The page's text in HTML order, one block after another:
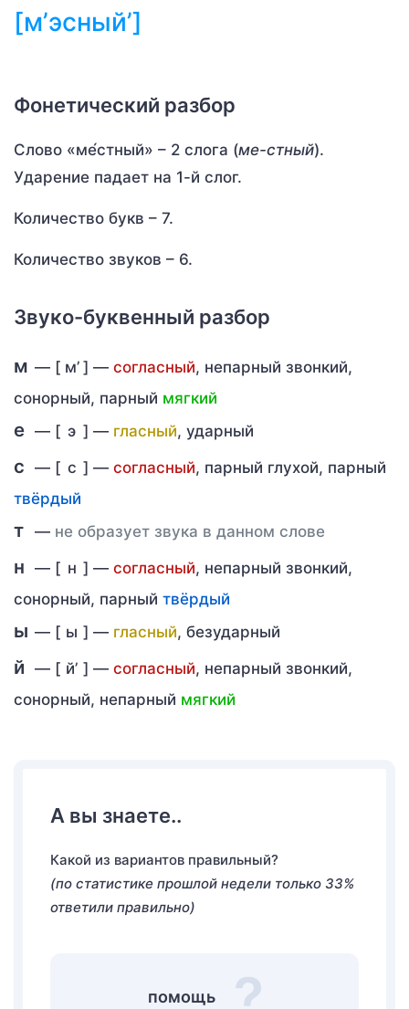
[м’эсный’]
Фонетический разбор
Слово «ме́стный» – 2 слога (ме-стный).
Ударение падает на 1-й слог.
Количество букв – 7.
Количество звуков – 6.
Звуко-буквенный разбор
м — [ м’ ] — согласный, непарный звонкий,
сонорный, парный мягкий
е — [ э ] — гласный, ударный
с — [ с ] — согласный, парный глухой, парный
твёрдый
т — не образует звука в данном слове
н — [ н ] — согласный, непарный звонкий,
сонорный, парный твёрдый
ы — [ ы ] — гласный, безударный
й — [ й’ ] — согласный, непарный звонкий,
сонорный, непарный мягкий
А вы знаете..
Какой из вариантов правильный?
(по статистике прошлой недели только 33%
ответили правильно)
помощь